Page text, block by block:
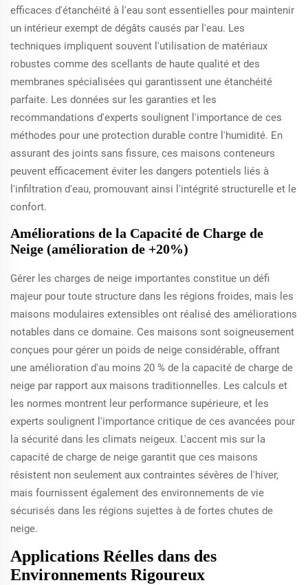
efficaces d'étanchéité à l'eau sont essentielles pour maintenir
un intérieur exempt de dégâts causés par l'eau. Les
techniques impliquent souvent l'utilisation de matériaux
robustes comme des scellants de haute qualité et des
membranes spécialisées qui garantissent une étanchéité
parfaite. Les données sur les garanties et les
recommandations d'experts soulignent l'importance de ces
méthodes pour une protection durable contre l'humidité. En
assurant des joints sans fissure, ces maisons conteneurs
peuvent efficacement éviter les dangers potentiels liés à
l'infiltration d'eau, promouvant ainsi l'intégrité structurelle et le
confort.
Améliorations de la Capacité de Charge de
Neige (amélioration de +20%)
Gérer les charges de neige importantes constitue un défi
majeur pour toute structure dans les régions froides, mais les
maisons modulaires extensibles ont réalisé des améliorations
notables dans ce domaine. Ces maisons sont soigneusement
conçues pour gérer un poids de neige considérable, offrant
une amélioration d'au moins 20 % de la capacité de charge de
neige par rapport aux maisons traditionnelles. Les calculs et
les normes montrent leur performance supérieure, et les
experts soulignent l'importance critique de ces avancées pour
la sécurité dans les climats neigeux. L'accent mis sur la
capacité de charge de neige garantit que ces maisons
résistent non seulement aux contraintes sévères de l'hiver,
mais fournissent également des environnements de vie
sécurisés dans les régions sujettes à de fortes chutes de
neige.
Applications Réelles dans des
Environnements Rigoureux